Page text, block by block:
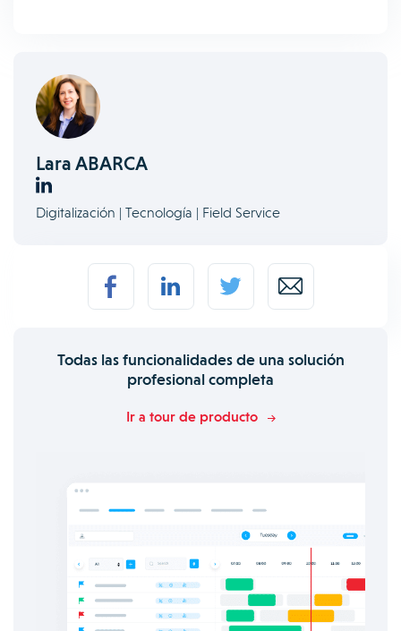
Lara ABARCA
Digitalización | Tecnología | Field Service
Todas las funcionalidades de una solución
profesional completa
Ir a tour de producto